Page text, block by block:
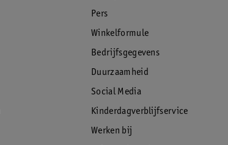
Pers
Winkelformule
Bedrijfsgegevens
Duurzaamheid
Social Media
Kinderdagverblijfservice
Werken bij